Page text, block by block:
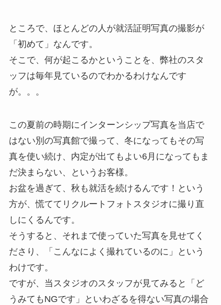
ところで、ほとんどの人が就活証明写真の撮影が
「初めて」なんです。
そこで、何が起こるかということを、弊社のスタ
ッフは毎年見ているのでわかるわけなんです
が。。。
この夏前の時期にインターンシップ写真を当店で
はない別の写真館で撮って、冬になってもその写
真を使い続け、内定が出てもよい6月になってもま
だ決まらない、というお客様。
お盆を過ぎて、秋も就活を続けるんです！という
方が、慌ててリクルートフォトスタジオに撮り直
しにくるんです。
そうすると、それまで使っていた写真を見せてく
ださり、「こんなによく撮れているのに」という
わけです。
ですが、当スタジオのスタッフが見てみると「ど
うみてもNGです」といわざるを得ない写真の場合